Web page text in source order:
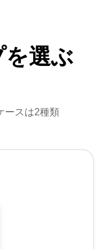
選ぶ
ースは2種類